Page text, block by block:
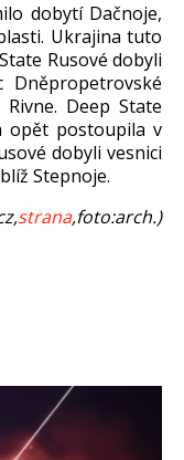
dobytí Dačnoje,
Ukrajina tuto
Rusové dobyli
Dněpropetrovské
Rivne. Deep State
opět postoupila v
é dobyli vesnici
ž Stepnoje.
strana,foto:arch.)